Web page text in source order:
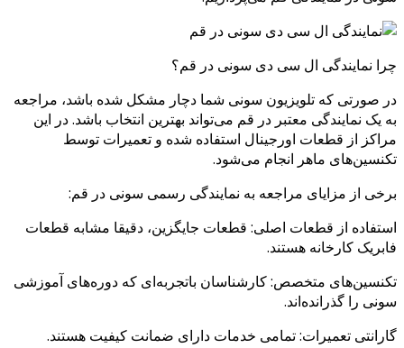
چرا نمایندگی ال‌ سی‌ دی سونی در قم؟
در صورتی که تلویزیون سونی شما دچار مشکل شده باشد، مراجعه
به یک نمایندگی معتبر در قم می‌تواند بهترین انتخاب باشد. در این
مراکز از قطعات اورجینال استفاده شده و تعمیرات توسط
تکنسین‌های ماهر انجام می‌شود.
برخی از مزایای مراجعه به نمایندگی رسمی سونی در قم:
استفاده از قطعات اصلی: قطعات جایگزین، دقیقا مشابه قطعات
فابریک کارخانه هستند.
تکنسین‌های متخصص: کارشناسان باتجربه‌ای که دوره‌های آموزشی
سونی را گذرانده‌اند.
گارانتی تعمیرات: تمامی خدمات دارای ضمانت کیفیت هستند.